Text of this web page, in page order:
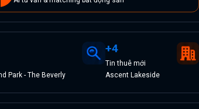
Park - The Beverly
+4
Tinthuê mới
Ascent Lakeside